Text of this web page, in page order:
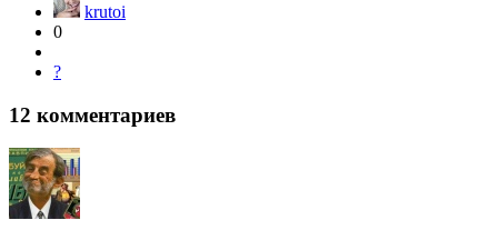
krutoi
0
?
12 комментариев